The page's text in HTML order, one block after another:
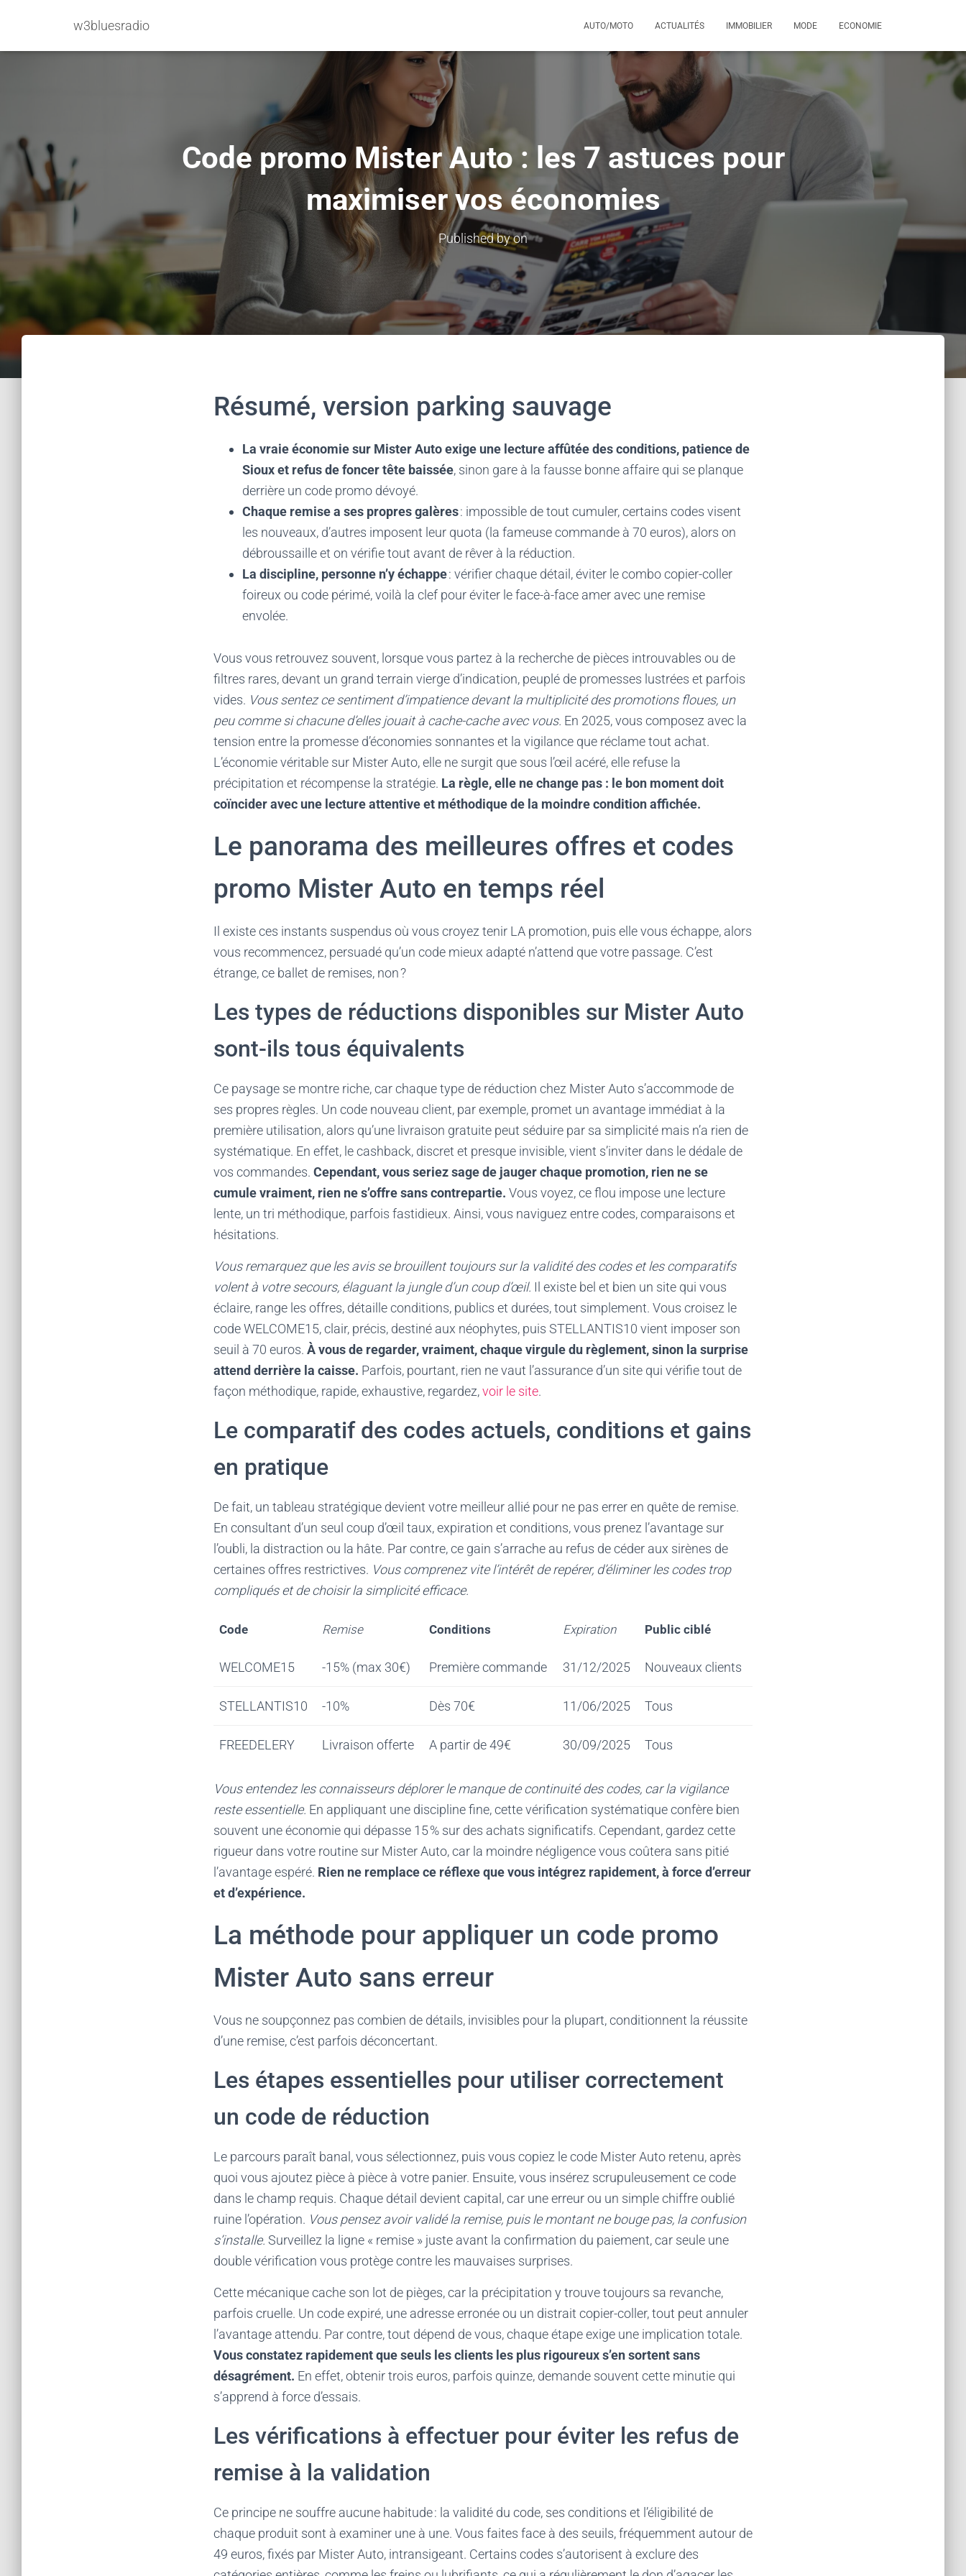
w3bluesradio AUTO/MOTO ACTUALITÉS IMMOBILIER MODE ECONOMIE
Code promo Mister Auto : les 7 astuces pour
maximiser vos économies
Published byon
Résumé, version parking sauvage
La vraie économie sur Mister Auto exige une lecture affûtée des conditions, patience de
Sioux et refus de foncer tête baissée, sinon gare à la fausse bonne affaire qui se planque
derrière un code promo dévoyé.
Chaque remise a ses propres galères: impossible de tout cumuler, certains codes visent
les nouveaux, d’autres imposent leur quota (la fameuse commande à 70 euros), alors on
débroussaille et on vérifie tout avant de rêver à la réduction.
La discipline, personne n’y échappe: vérifier chaque détail, éviter le combo copier-coller
foireux ou code périmé, voilà la clef pour éviter le face-à-face amer avec une remise
envolée.
Vous vous retrouvez souvent, lorsque vous partez à la recherche de pièces introuvables ou de
filtres rares, devant un grand terrain vierge d’indication, peuplé de promesses lustrées et parfois
vides. Vous sentez ce sentiment d’impatience devant la multiplicité des promotions floues, un
peu comme si chacune d’elles jouait à cache-cache avec vous. En 2025, vous composez avec la
tension entre la promesse d’économies sonnantes et la vigilance que réclame tout achat.
L’économie véritable sur Mister Auto, elle ne surgit que sous l’œil acéré, elle refuse la
précipitation et récompense la stratégie. La règle, elle ne change pas : le bon moment doit
coïncider avec une lecture attentive et méthodique de la moindre condition affichée.
Le panorama des meilleures offres et codes
promo Mister Auto en temps réel
Il existe ces instants suspendus où vous croyez tenir LA promotion, puis elle vous échappe, alors
vous recommencez, persuadé qu’un code mieux adapté n’attend que votre passage. C’est
étrange, ce ballet de remises, non ?
Les types de réductions disponibles sur Mister Auto
sont-ils tous équivalents
Ce paysage se montre riche, car chaque type de réduction chez Mister Auto s’accommode de
ses propres règles. Un code nouveau client, par exemple, promet un avantage immédiat à la
première utilisation, alors qu’une livraison gratuite peut séduire par sa simplicité mais n’a rien de
systématique. En effet, le cashback, discret et presque invisible, vient s’inviter dans le dédale de
vos commandes. Cependant, vous seriez sage de jauger chaque promotion, rien ne se
cumule vraiment, rien ne s’offre sans contrepartie. Vous voyez, ce flou impose une lecture
lente, un tri méthodique, parfois fastidieux. Ainsi, vous naviguez entre codes, comparaisons et
hésitations.
Vous remarquez que les avis se brouillent toujours sur la validité des codes et les comparatifs
volent à votre secours, élaguant la jungle d’un coup d’œil. Il existe bel et bien un site qui vous
éclaire, range les offres, détaille conditions, publics et durées, tout simplement. Vous croisez le
code WELCOME15, clair, précis, destiné aux néophytes, puis STELLANTIS10 vient imposer son
seuil à 70 euros. À vous de regarder, vraiment, chaque virgule du règlement, sinon la surprise
attend derrière la caisse. Parfois, pourtant, rien ne vaut l’assurance d’un site qui vérifie tout de
façon méthodique, rapide, exhaustive, regardez,voir le site.
Le comparatif des codes actuels, conditions et gains
en pratique
De fait, un tableau stratégique devient votre meilleur allié pour ne pas errer en quête de remise.
En consultant d’un seul coup d’œil taux, expiration et conditions, vous prenez l’avantage sur
l’oubli, la distraction ou la hâte. Par contre, ce gain s’arrache au refus de céder aux sirènes de
certaines offres restrictives. Vous comprenez vite l’intérêt de repérer, d’éliminer les codes trop
compliqués et de choisir la simplicité efficace.
Code Remise Conditions Expiration Public ciblé
WELCOME15 -15% (max 30€) Première commande 31/12/2025 Nouveaux clients
STELLANTIS10 -10% Dès 70€ 11/06/2025 Tous
FREEDELERY Livraison offerte A partir de 49€ 30/09/2025 Tous
Vous entendez les connaisseurs déplorer le manque de continuité des codes, car la vigilance
reste essentielle. En appliquant une discipline fine, cette vérification systématique confère bien
souvent une économie qui dépasse 15 % sur des achats significatifs. Cependant, gardez cette
rigueur dans votre routine sur Mister Auto, car la moindre négligence vous coûtera sans pitié
l’avantage espéré. Rien ne remplace ce réflexe que vous intégrez rapidement, à force d’erreur
et d’expérience.
La méthode pour appliquer un code promo
Mister Auto sans erreur
Vous ne soupçonnez pas combien de détails, invisibles pour la plupart, conditionnent la réussite
d’une remise, c’est parfois déconcertant.
Les étapes essentielles pour utiliser correctement
un code de réduction
Le parcours paraît banal, vous sélectionnez, puis vous copiez le code Mister Auto retenu, après
quoi vous ajoutez pièce à pièce à votre panier. Ensuite, vous insérez scrupuleusement ce code
dans le champ requis. Chaque détail devient capital, car une erreur ou un simple chiffre oublié
ruine l’opération. Vous pensez avoir validé la remise, puis le montant ne bouge pas, la confusion
s’installe. Surveillez la ligne « remise » juste avant la confirmation du paiement, car seule une
double vérification vous protège contre les mauvaises surprises.
Cette mécanique cache son lot de pièges, car la précipitation y trouve toujours sa revanche,
parfois cruelle. Un code expiré, une adresse erronée ou un distrait copier-coller, tout peut annuler
l’avantage attendu. Par contre, tout dépend de vous, chaque étape exige une implication totale.
Vous constatez rapidement que seuls les clients les plus rigoureux s’en sortent sans
désagrément. En effet, obtenir trois euros, parfois quinze, demande souvent cette minutie qui
s’apprend à force d’essais.
Les vérifications à effectuer pour éviter les refus de
remise à la validation
Ce principe ne souffre aucune habitude : la validité du code, ses conditions et l’éligibilité de
chaque produit sont à examiner une à une. Vous faites face à des seuils, fréquemment autour de
49 euros, fixés par Mister Auto, intransigeant. Certains codes s’autorisent à exclure des